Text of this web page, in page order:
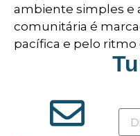
ambiente simples e
comunitária é
pacífica e pelo ritmo